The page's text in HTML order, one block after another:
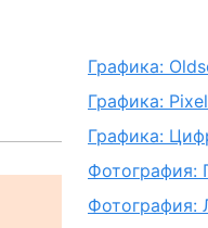
Графика:
Графика:
Графика:
Фотография:
Фотография: